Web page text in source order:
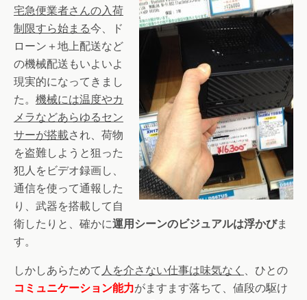
宅急便業者さんの入荷
制限すら始まる今、ド
ローン＋地上配送など
の機械配送もいよいよ
現実的になってきまし
た。 機械には温度やカ
メラなどあらゆるセン
サーが搭載され、荷物
を盗難しようと狙った
犯人をビデオ録画し、
通信を使って通報した
り、武器を搭載して自
衛したりと、確かに運用シーンのビジュアルは浮かびま
す。
しかしあらためて 人を介さない仕事は味気なく 、ひとの
コミュニケーション能力がますます落ちて、値段の駆け